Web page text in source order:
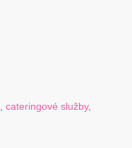
,cateringové služby,